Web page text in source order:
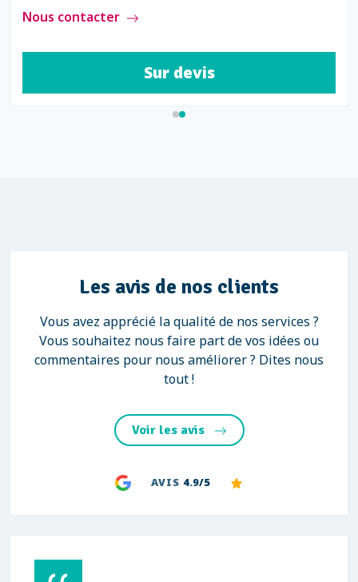
Nous contacter
Sur devis
Les avis de nos clients
Vous avez apprécié la qualité de nos services ?
Vous souhaitez nous faire part de vos idées ou
commentaires pour nous améliorer ? Dites nous
tout !
Voir les avis
AVIS 4.9/5